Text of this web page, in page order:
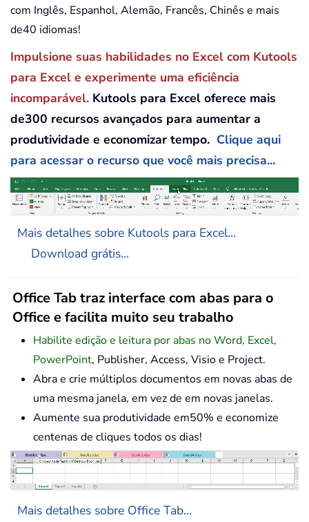
com Inglês, Espanhol, Alemão, Francês, Chinês e mais
de40 idiomas!
Impulsione suas habilidades no Excel com Kutools
para Excel e experimente uma eficiência
incomparável. Kutools para Excel oferece mais
de300 recursos avançados para aumentar a
produtividade e economizar tempo. Clique aqui
para acessar o recurso que você mais precisa...
Mais detalhes sobre Kutools para Excel...
Download grátis...
Office Tab traz interface com abas para o
Office e facilita muito seu trabalho
Habilite edição e leitura por abas no Word, Excel,
PowerPoint, Publisher, Access, Visio e Project.
Abra e crie múltiplos documentos em novas abas de
uma mesma janela, em vez de em novas janelas.
Aumente sua produtividade em50% e economize
centenas de cliques todos os dias!
Mais detalhes sobre Office Tab...